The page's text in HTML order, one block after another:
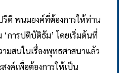
รีดี พนมยงค์ที่ต้องการให้ท่าน
‘การปติบัติธัม’ โดยเริ่มต้นที่
มสนในเรื่องพุทธศาสนาแล้ว
งค์เพื่อต้องการให้เป็น